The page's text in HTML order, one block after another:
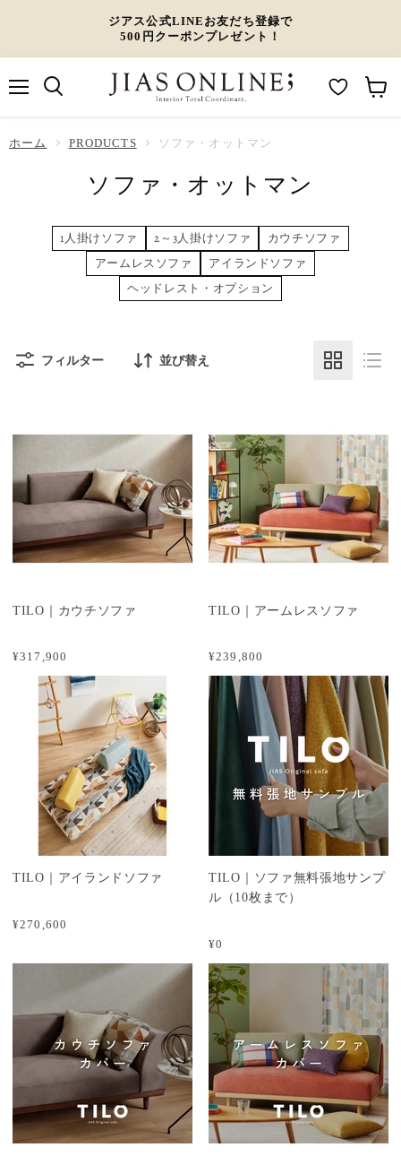
ジアス公式LINEお友だち登録で
500円クーポンプレゼント！
ー
h
ホーム PRODUCTS ソファ・オットマン
ソファ・オットマン
1人掛けソファ 2～3人掛けソファ
カウチソファ
アームレスソファ
アイランドソファ
ヘッドレスト・オプション
フィルター 並び替え
¥317,900
TILO｜カウチソファ
¥239,800
TILO｜アームレスソファ
¥270,600
TILO｜アイランドソファ
¥0
TILO｜ソファ無料張地サンプ
ル（10枚まで）